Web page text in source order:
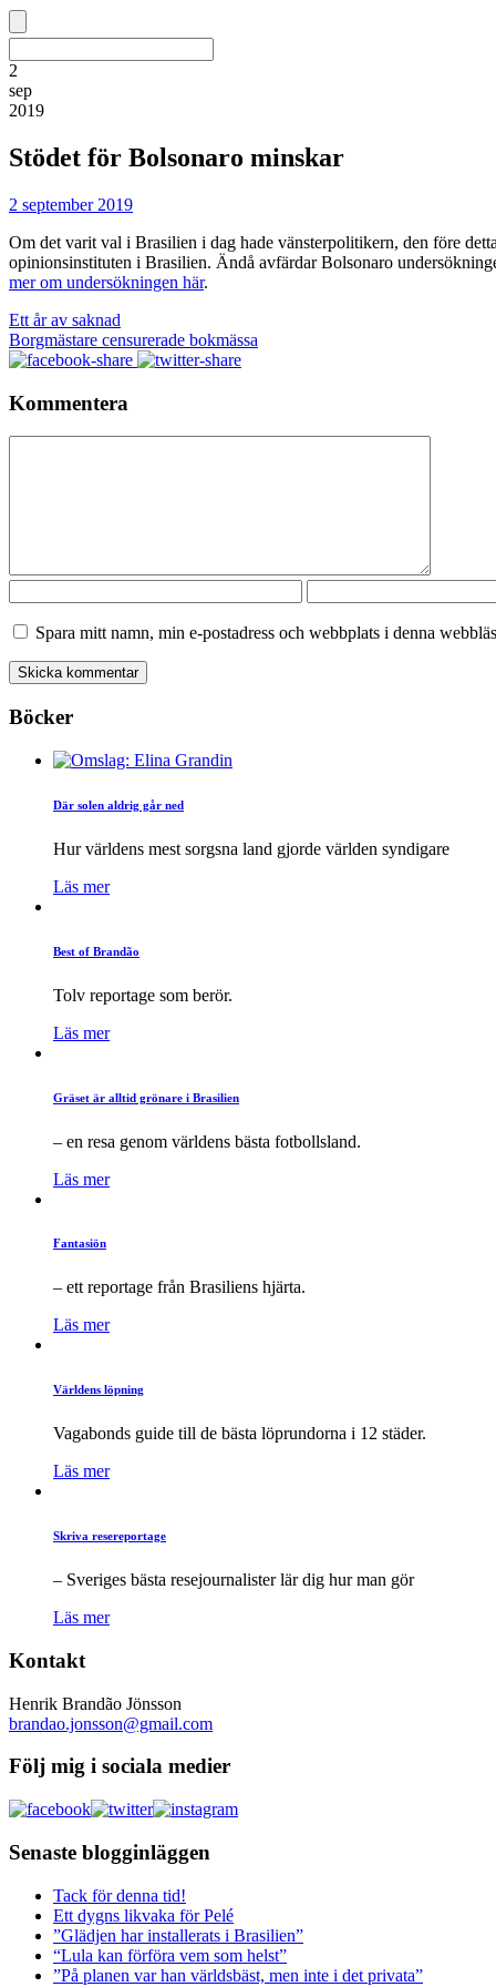
2
sep
2019
Stödet för Bolsonaro minskar
2 september 2019
Om det varit val i Brasilien i dag hade vänsterpolitikern, den före
opinionsinstituten i Brasilien. Ändå avfärdar Bolsonaro
mer om undersökningen här.
Ett år av saknad
Borgmästare censurerade bokmässa
Kommentera
Spara mitt namn, min e-postadress och webbplats i denna
Böcker
Där solen aldrig går ned
Hur världens mest sorgsna land gjorde världen syndigare
Läs mer
Best of Brandão
Tolv reportage som berör.
Läs mer
Gräset är alltid grönare i Brasilien
– en resa genom världens bästa fotbollsland.
Läs mer
Fantasiön
– ett reportage från Brasiliens hjärta.
Läs mer
Världens löpning
Vagabonds guide till de bästa löprundorna i 12 städer.
Läs mer
Skriva resereportage
– Sveriges bästa resejournalister lär dig hur man gör
Läs mer
Kontakt
Henrik Brandão Jönsson
brandao.jonsson@gmail.com
Följ mig i sociala medier
Senaste blogginläggen
Tack för denna tid!
Ett dygns likvaka för Pelé
”Glädjen har installerats i Brasilien”
“Lula kan förföra vem som helst”
”På planen var han världsbäst, men inte i det privata”